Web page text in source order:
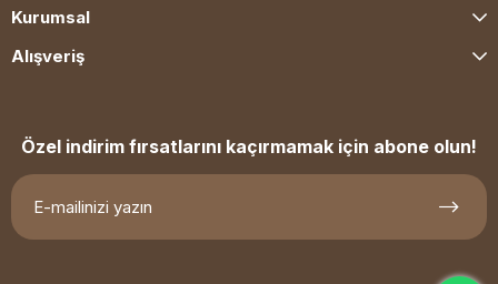
Kurumsal
Alışveriş
Özel indirim fırsatlarını kaçırmamak için abone olun!